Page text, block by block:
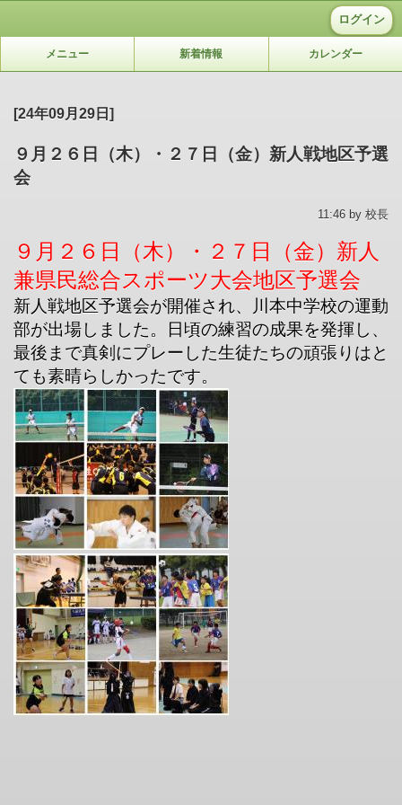
ログイン
メニュー 新着情報 カレンダー
[24年09月29日]
９月２６日（木）・２７日（金）新人戦地区予選
会
11:46 by 校長
９月２６日（木）・２７日（金）新人
兼県民総合スポーツ大会地区予選会
新人戦地区予選会が開催され、川本中学校の運動
部が出場しました。日頃の練習の成果を発揮し、
最後まで真剣にプレーした生徒たちの頑張りはと
ても素晴らしかったです。